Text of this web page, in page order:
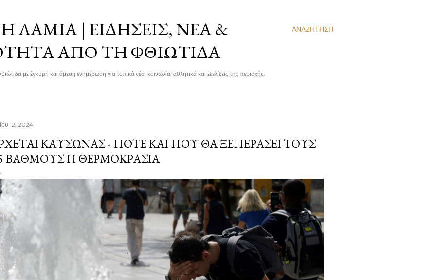
ΑΝΑΖΉΤΗΣΗ
ΛΑΜΊΑ | ΕΙΔΉΣΕΙΣ, ΝΈΑ &
ΑΠΌ ΤΗ ΦΘΙΏΤΙΔΑ
με έγκυρη και άμεση ενημέρωση για τοπικά νέα, κοινωνία, αθλητικά και εξελίξεις της περιοχής.
12, 2024
ΚΑΎΣΩΝΑΣ - ΠΌΤΕ ΚΑΙ ΠΟΎ ΘΑ ΞΕΠΕΡΆΣΕΙ ΤΟΥΣ
ΒΑΘΜΟΎΣ Η ΘΕΡΜΟΚΡΑΣΊΑ